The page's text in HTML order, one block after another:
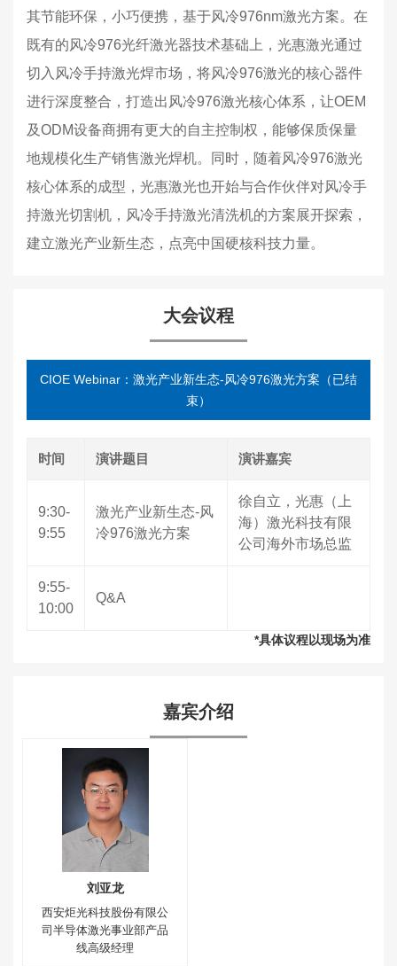
其节能环保，小巧便携，基于风冷976nm激光方案。在
既有的风冷976光纤激光器技术基础上，光惠激光通过
切入风冷手持激光焊市场，将风冷976激光的核心器件
进行深度整合，打造出风冷976激光核心体系，让OEM
及ODM设备商拥有更大的自主控制权，能够保质保量
地规模化生产销售激光焊机。同时，随着风冷976激光
核心体系的成型，光惠激光也开始与合作伙伴对风冷手
持激光切割机，风冷手持激光清洗机的方案展开探索，
建立激光产业新生态，点亮中国硬核科技力量。
大会议程
CIOE Webinar：激光产业新生态-风冷976激光方案（已结
束）
时间 演讲题目 演讲嘉宾
9:30-
9:55
激光产业新生态-风
冷976激光方案
徐自立，光惠（上
海）激光科技有限
公司海外市场总监
9:55-
10:00
Q&A
*具体议程以现场为准
嘉宾介绍
刘亚龙
西安炬光科技股份有限公
司半导体激光事业部产品
线高级经理